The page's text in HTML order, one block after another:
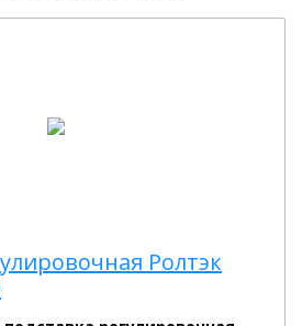
Ролтэк